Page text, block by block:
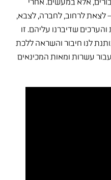
אלא במעשים. אחרי
לצאת לרחוב, לחברה, לצבא,
שדיברנו עליהם. זו
לנו חיבור והשראה ללכת
עשרות ומאות המכינאים